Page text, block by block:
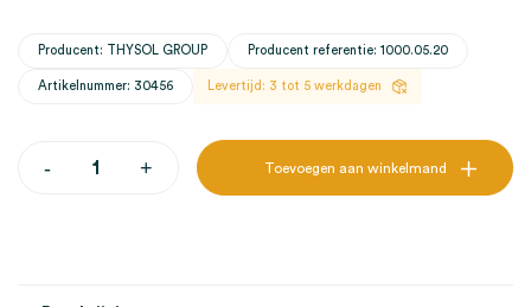
Producent: THYSOL GROUP Producent referentie: 1000.05.20
Artikelnummer: 30456 Levertijd: 3 tot 5 werkdagen
-CureTape
+ Toevoegen aan winkelmand